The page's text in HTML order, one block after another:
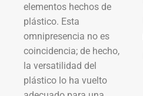
elementos hechos de
plástico. Esta
omnipresencia no es
coincidencia; de hecho,
la versatilidad del
plástico lo ha vuelto